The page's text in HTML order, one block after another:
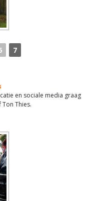
7
en sociale media graag
Thies.